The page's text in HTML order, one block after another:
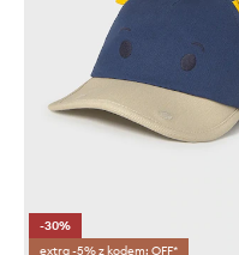
-30%
extra -5% z kodem: OFF*